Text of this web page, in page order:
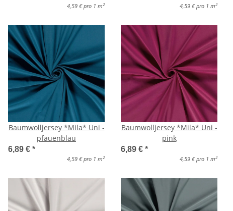
4,59 € pro 1 m2 4,59 € pro 1 m2
Baumwolljersey *Mila* Uni -
pfauenblau
6,89 € *
4,59 € pro 1 m2
Baumwolljersey *Mila* Uni -
pink
6,89 € *
4,59 € pro 1 m2